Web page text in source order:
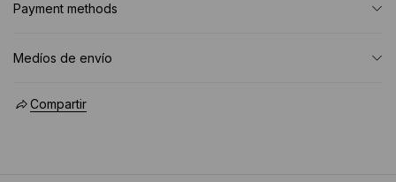
Payment methods
Medíos de envío
Compartir